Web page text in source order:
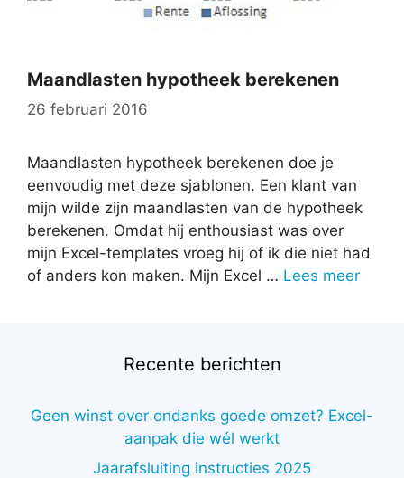
Maandlasten hypotheek berekenen
26 februari 2016
Maandlasten hypotheek berekenen doe je
eenvoudig met deze sjablonen. Een klant van
mijn wilde zijn maandlasten van de hypotheek
berekenen. Omdat hij enthousiast was over
mijn Excel-templates vroeg hij of ik die niet had
of anders kon maken. Mijn Excel … Lees meer
Recente berichten
Geen winst over ondanks goede omzet? Excel-
aanpak die wél werkt
Jaarafsluiting instructies 2025